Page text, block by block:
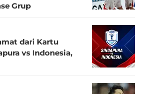
Grup
dari Kartu
vs Indonesia,